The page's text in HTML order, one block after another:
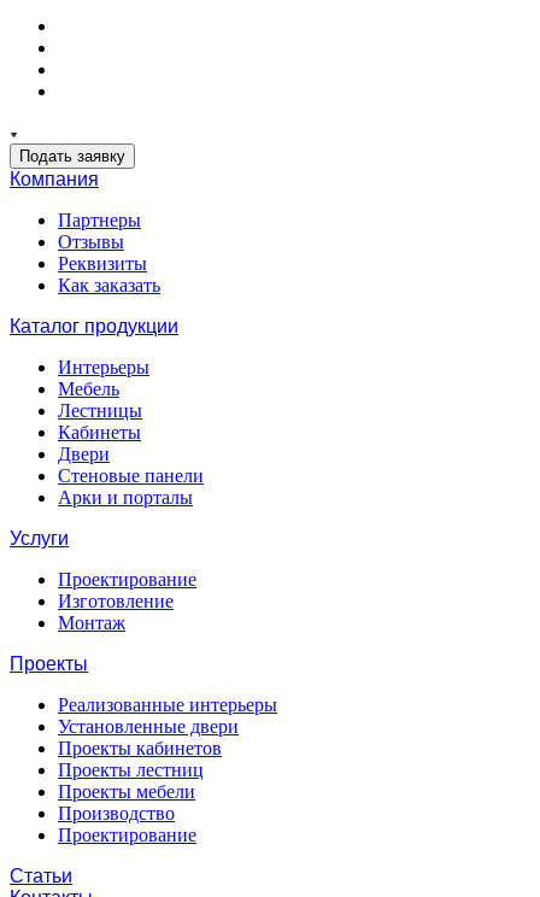
Подать заявку
Компания
Партнеры
Отзывы
Реквизиты
Как заказать
Каталог продукции
Интерьеры
Мебель
Лестницы
Кабинеты
Двери
Стеновые панели
Арки и порталы
Услуги
Проектирование
Изготовление
Монтаж
Проекты
Реализованные интерьеры
Установленные двери
Проекты кабинетов
Проекты лестниц
Проекты мебели
Производство
Проектирование
Статьи